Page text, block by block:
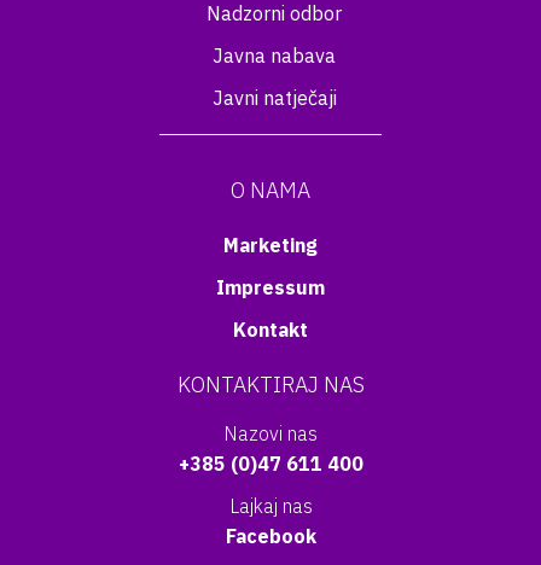
Nadzorni odbor
Javna nabava
Javni natječaji
O NAMA
Marketing
Impressum
Kontakt
KONTAKTIRAJ NAS
Nazovi nas
+385 (0)47 611 400
Lajkaj nas
Facebook